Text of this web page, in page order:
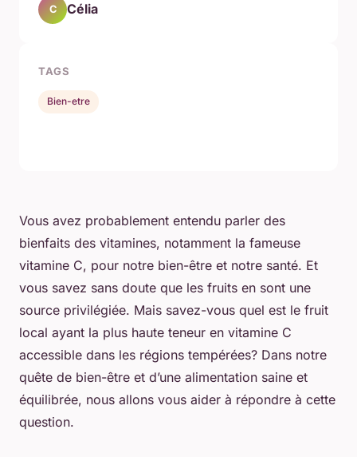
Vous avez probablement entendu parler des
bienfaits des vitamines, notamment la fameuse
vitamine C, pour notre bien-être et notre santé. Et
vous savez sans doute que les fruits en sont une
source privilégiée. Mais savez-vous quel est le fruit
local ayant la plus haute teneur en vitamine C
accessible dans les régions tempérées? Dans notre
quête de bien-être et d’une alimentation saine et
équilibrée, nous allons vous aider à répondre à cette
question.
C Célia
TAGS
Bien-etre